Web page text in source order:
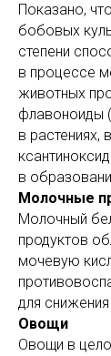
Показано,
бобовых
степени
в процессе
животных
флавоноиды
в растениях,
в
Молочные
Молочный
продуктов
мочевую
для
Овощи
Овощи в